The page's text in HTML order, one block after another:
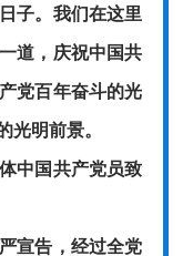
子。我们在这里
道，庆祝中国共
党百年奋斗的光
光明前景。
中国共产党员致
宣告，经过全党